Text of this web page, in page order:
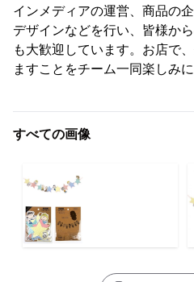
インメディアの運営、商品の
デザインなどを行い、皆様か
も大歓迎しています。お店で
ますことをチーム一同楽しみ
すべての画像